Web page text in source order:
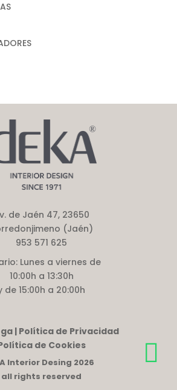
de Jaén 47, 23650
(Jaén)
953 571 625
Lunes a viernes de
10:00h a 13:30h
de 15:00h a 20:00h
| Política de Privacidad
de Cookies
Interior Desing 2026
all rights reserved